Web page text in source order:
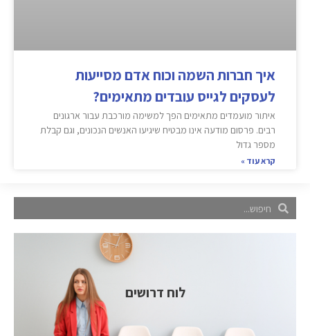
איך חברות השמה וכוח אדם מסייעות
לעסקים לגייס עובדים מתאימים?
איתור מועמדים מתאימים הפך למשימה מורכבת עבור ארגונים
רבים. פרסום מודעה אינו מבטיח שיגיעו האנשים הנכונים, וגם קבלת
מספר גדול
קרא עוד »
לוח דרושים